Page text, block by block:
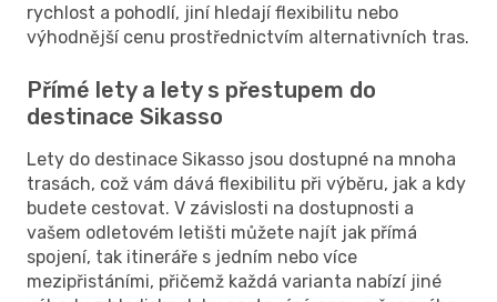
rychlost a pohodlí, jiní hledají flexibilitu nebo
výhodnější cenu prostřednictvím alternativních tras.
Přímé lety a lety s přestupem do
destinace Sikasso
Lety do destinace Sikasso jsou dostupné na mnoha
trasách, což vám dává flexibilitu při výběru, jak a kdy
budete cestovat. V závislosti na dostupnosti a
vašem odletovém letišti můžete najít jak přímá
spojení, tak itineráře s jedním nebo více
mezipřistáními, přičemž každá varianta nabízí jiné